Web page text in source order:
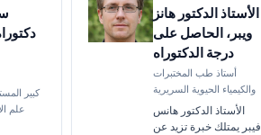
كبير
علم
الأستاذ الدكتور هانز
ويبر، الحاصل على
درجة الدكتوراه
أستاذ طب المختبرات
والكيمياء الحيوية السريرية
الأستاذ الدكتور هانس
فيبر يمتلك خبرة تزيد عن